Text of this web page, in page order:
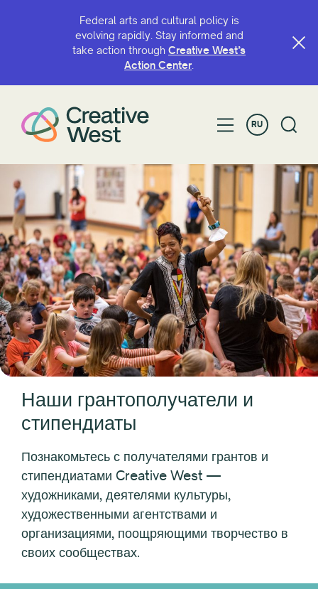
Federal arts and cultural policy is
evolving rapidly. Stay informed and
take action through Creative West’s
Action Center.
RU
Наши грантополучатели и
стипендиаты
Познакомьтесь с получателями грантов и
стипендиатами Creative West —
художниками, деятелями культуры,
художественными агентствами и
организациями, поощряющими творчество в
своих сообществах.
ПОИСК ПО ИМЕНИ ИЛИ КЛЮЧЕВОМУ СЛОВУ
ФИЛЬТРОВАТЬ ПО
Грант
Товарищество
Год
Тип получателя
Индивидуальный
Организация
Местоположение получателя
Дисциплина получателя